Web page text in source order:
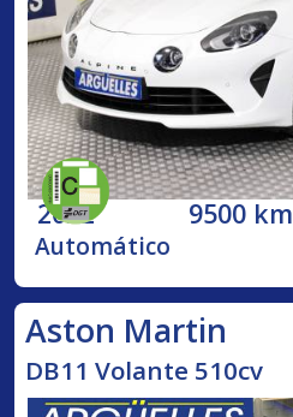
2022 9500 km
Automático
Aston Martin
DB11 Volante 510cv